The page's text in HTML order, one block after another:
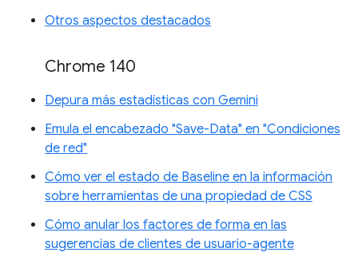
Otros aspectos destacados
Chrome 140
Depura más estadísticas con Gemini
Emula el encabezado "Save-Data" en "Condiciones
de red"
Cómo ver el estado de Baseline en la información
sobre herramientas de una propiedad de CSS
Cómo anular los factores de forma en las
sugerencias de clientes de usuario-agente